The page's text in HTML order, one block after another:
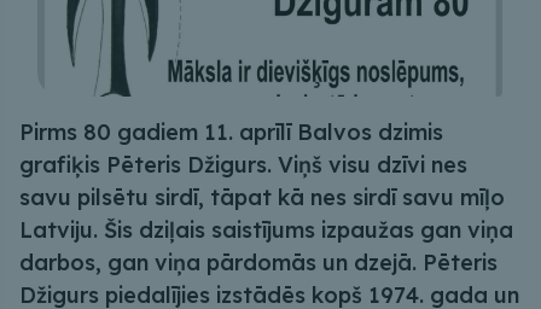
Pirms 80 gadiem 11. aprīlī Balvos dzimis
grafiķis Pēteris Džigurs. Viņš visu dzīvi nes
savu pilsētu sirdī, tāpat kā nes sirdī savu mīļo
Latviju. Šis dziļais saistījums izpaužas gan viņa
darbos, gan viņa pārdomās un dzejā. Pēteris
Džigurs piedalījies izstādēs kopš 1974. gada un